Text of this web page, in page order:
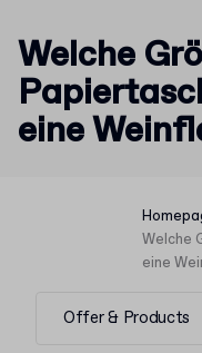
Welche
eine
Welche
eine
Offer & Products